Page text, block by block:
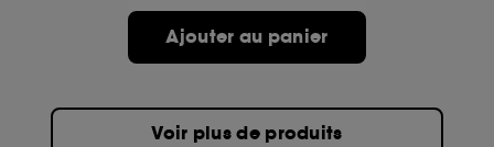
Ajouter au panier
Voir plus de produits
de ces cookies grâce au bouton "personnaliser mes
choix" ci-dessous ou décider de "tout accepter".
Sephora pourra associer les informations de
collectées ou générées lors de votre activité en ligne
ou en magasin. Pour refuser tous les cookies, cliques